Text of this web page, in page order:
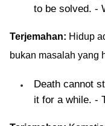
to be solved. -
Terjemahan: Hidup
bukan masalah yang
Death cannot
it for a while. -